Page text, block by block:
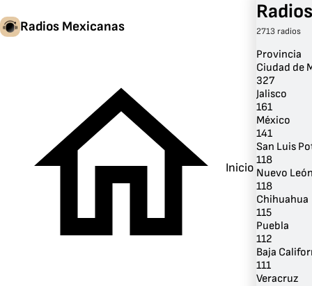
Radios Mexicanas
Inicio
2713 radios
Provincia
Ciudad de
327
Jalisco
161
México
141
San Luis
118
Nuevo
118
Chihuahua
115
Puebla
112
Baja
111
Veracruz